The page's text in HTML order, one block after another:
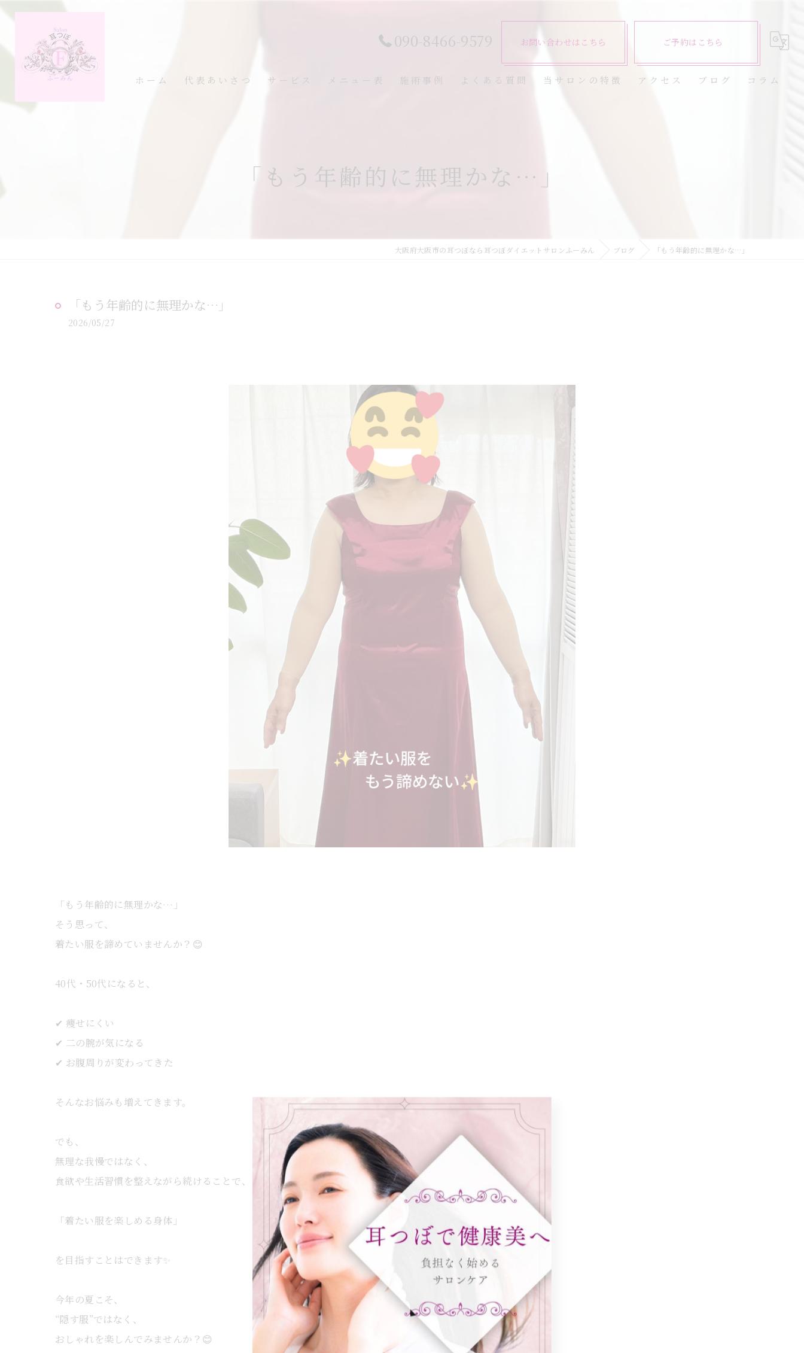
090-8466-9579 お問い合わせはこちら ご予約はこちら
ホーム 代表あいさつ サービス メニュー表 施術事例 よくある質問 当サロンの特徴 アクセス ブログ コラム
「もう年齢的に無理かな…」
大阪府大阪市の耳つぼなら耳つぼダイエットサロンふーみん ブログ 「もう年齢的に無理かな…」
「もう年齢的に無理かな…」
2026/05/27
「もう年齢的に無理かな…」
そう思って、
着たい服を諦めていませんか？😊
40代・50代になると、
✔ 痩せにくい
✔ 二の腕が気になる
✔ お腹周りが変わってきた
そんなお悩みも増えてきます。
でも、
無理な我慢ではなく、
食欲や生活習慣を整えながら続けることで、
「着たい服を楽しめる身体」
を目指すことはできます✨
今年の夏こそ、
“隠す服”ではなく、
おしゃれを楽しんでみませんか？😊